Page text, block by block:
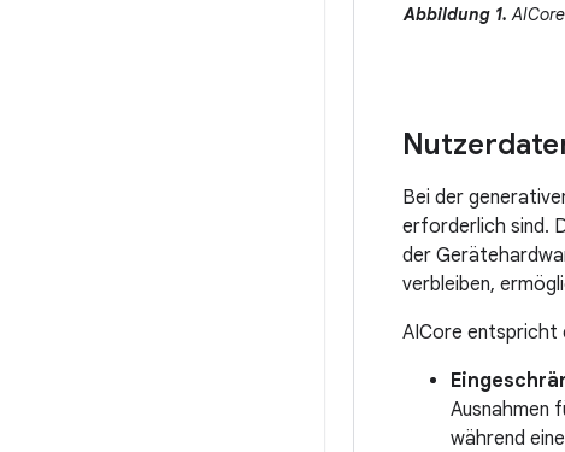
Abbildung 1.
Bei der
erforderlich sind.
der
verbleiben,
AICore entspricht
Ausnahmen
während